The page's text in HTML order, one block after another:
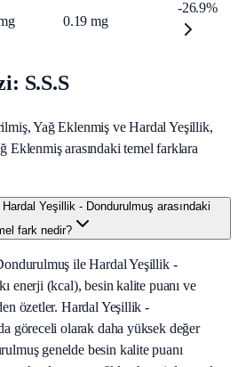
0.19 mg
-26.9%
S.S.S
Yağ Eklenmiş ve Hardal Yeşillik,
Eklenmiş arasındaki temel farklara
Yeşillik - Dondurulmuş arasındaki
fark nedir?
ile Hardal Yeşillik -
enerji (kcal), besin kalite puanı ve
özetler. Hardal Yeşillik -
göreceli olarak daha yüksek değer
genelde besin kalite puanı